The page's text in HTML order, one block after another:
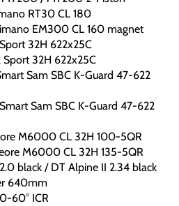
RT30 CL 180
EM300 CL 160 magnet
32H 622x25C
Sport 32H 622x25C
Sam SBC K-Guard 47-622
Sam SBC K-Guard 47-622
M6000 CL 32H 100-5QR
M6000 CL 32H 135-5QR
black / DT Alpine II 2.34 black
640mm
60° ICR